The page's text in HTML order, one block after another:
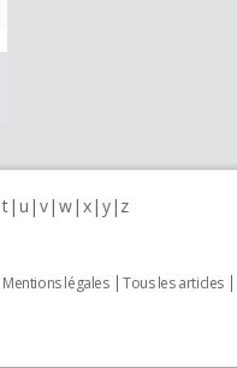
t u v w x y z
Mentions légales Tous les articles